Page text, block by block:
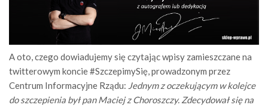
A oto, czego dowiadujemy się czytając wpisy zamieszczane na
twitterowym koncie #SzczepimySię, prowadzonym przez
Centrum Informacyjne Rządu: Jednym z oczekującym w kolejce
do szczepienia był pan Maciej z Choroszczy. Zdecydował się na